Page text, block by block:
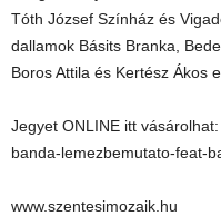
Tóth József Színház és
dallamok Básits Branka,
Boros Attila és Kertész Ákos
Jegyet ONLINE itt
banda-lemezbemutato-feat-
www.szentesimozaik.hu